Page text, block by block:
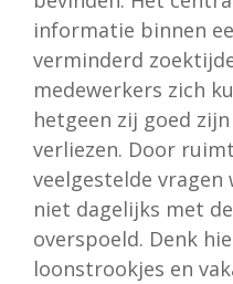
informatie binnen
verminderd
medewerkers zich
hetgeen zij goed
verliezen. Door
veelgestelde
niet dagelijks met
overspoeld. Denk
loonstrookjes en